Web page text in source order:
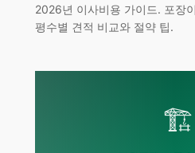
2026년 이사비용 가이드. 포장
평수별 견적 비교와 절약 팁.